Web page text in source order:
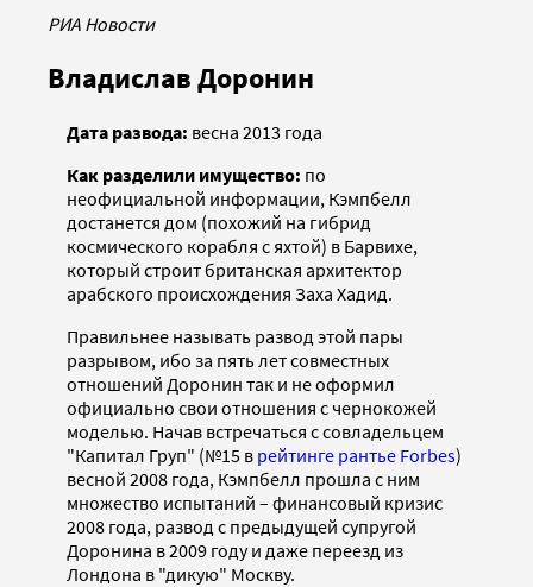
РИА Новости
Владислав Доронин
Дата развода: весна 2013 года
Как разделили имущество: по
неофициальной информации, Кэмпбелл
достанется дом (похожий на гибрид
космического корабля с яхтой) в Барвихе,
который строит британская архитектор
арабского происхождения Заха Хадид.
Правильнее называть развод этой пары
разрывом, ибо за пять лет совместных
отношений Доронин так и не оформил
официально свои отношения с чернокожей
моделью. Начав встречаться с совладельцем
"Капитал Груп" (№15 в рейтинге рантье Forbes)
весной 2008 года, Кэмпбелл прошла с ним
множество испытаний – финансовый кризис
2008 года, развод с предыдущей супругой
Доронина в 2009 году и даже переезд из
Лондона в "дикую" Москву.